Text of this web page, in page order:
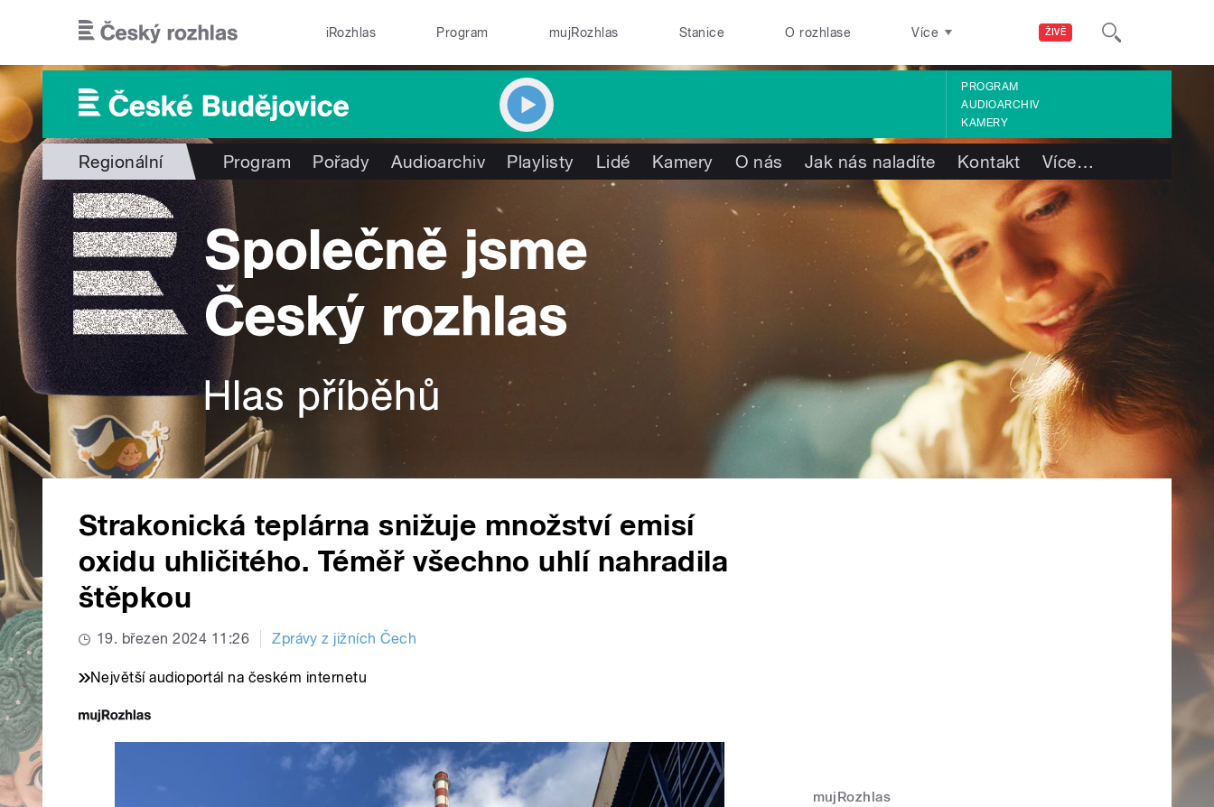
ŽIVĚ
iRozhlas Program mujRozhlas Stanice O rozhlase Více
PROGRAM
AUDIOARCHIV
KAMERY
Regionální Program Pořady Audioarchiv Playlisty Lidé Kamery O nás Jak nás naladíte Kontakt Více…
Strakonická teplárna snižuje množství emisí
oxidu uhličitého. Téměř všechno uhlí nahradila
štěpkou
19. březen 2024 11:26 Zprávy z jižních Čech
Největší audioportál na českém internetu
mujRozhlas